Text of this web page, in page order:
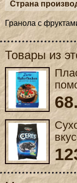
Страна
Гранола с
Товары из
68.